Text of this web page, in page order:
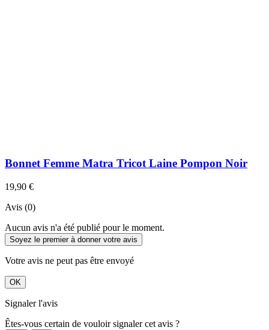
Bonnet Femme Matra Tricot Laine Pompon Noir
19,90 €
Avis (0)
Aucun avis n'a été publié pour le moment.
Soyez le premier à donner votre avis
Votre avis ne peut pas être envoyé
OK
Signaler l'avis
Êtes-vous certain de vouloir signaler cet avis ?